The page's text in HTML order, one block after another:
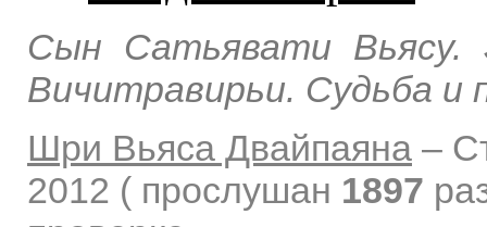
Сын Сатьявати Вьясу.
Вичитравирьи. Судьба и
Шри Вьяса Двайпаяна –
2012 ( прослушан 1897